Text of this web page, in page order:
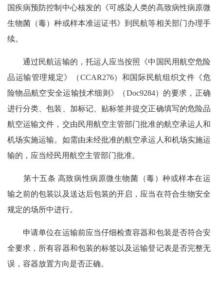
国疾病预防控制中心核发的《可感染人类的高致病性病原微
生物菌（毒）种或样本准运证书》到民航等相关部门办理手
续。
通过民航运输的，托运人应当按照《中国民用航空危险
品运输管理规定》（CCAR276）和国际民航组织文件《危
险物品航空安全运输技术细则》（Doc9284）的要求，正确
进行分类、包装、加标记、贴标签并提交正确填写的危险品
航空运输文件，交由民用航空主管部门批准的航空承运人和
机场实施运输。如需由未经批准的航空承运人和机场实施运
输的，应当经民用航空主管部门批准。
第十五条 高致病性病原微生物菌（毒）种或样本在运
输之前的包装以及送达后包装的开启，应当在符合生物安全
规定的场所中进行。
申请单位在运输前应当仔细检查容器和包装是否符合安
全要求，所有容器和包装的标签以及运输登记表是否完整无
误，容器放置方向是否正确。